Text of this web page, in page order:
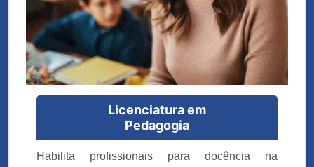
Licenciatura em
Pedagogia
Habilita profissionais para docência na